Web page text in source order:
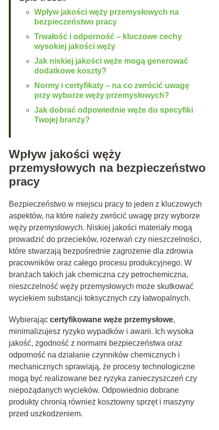
Wpływ jakości węży przemysłowych na
bezpieczeństwo pracy
Trwałość i odporność – kluczowe cechy
wysokiej jakości węży
Jak niskiej jakości węże mogą generować
dodatkowe koszty?
Normy i certyfikaty – na co zwrócić uwagę
przy wyborze węży przemysłowych?
Jak dobrać odpowiednie węże do specyfiki
Twojej branży?
Wpływ jakości węży
przemysłowych na bezpieczeństwo
pracy
Bezpieczeństwo w miejscu pracy to jeden z kluczowych
aspektów, na które należy zwrócić uwagę przy wyborze
węży przemysłowych. Niskiej jakości materiały mogą
prowadzić do przecieków, rozerwań czy nieszczelności,
które stwarzają bezpośrednie zagrożenie dla zdrowia
pracowników oraz całego procesu produkcyjnego. W
branżach takich jak chemiczna czy petrochemiczna,
nieszczelność węży przemysłowych może skutkować
wyciekiem substancji toksycznych czy łatwopalnych.
Wybierając certyfikowane węże przemysłowe,
minimalizujesz ryzyko wypadków i awarii. Ich wysoka
jakość, zgodność z normami bezpieczeństwa oraz
odporność na działanie czynników chemicznych i
mechanicznych sprawiają, że procesy technologiczne
mogą być realizowane bez ryzyka zanieczyszczeń czy
niepożądanych wycieków. Odpowiednio dobrane
produkty chronią również kosztowny sprzęt i maszyny
przed uszkodzeniem.